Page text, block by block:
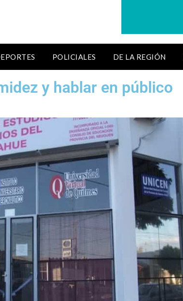
POLICIALES DE LA REGIÓN
y hablar en público